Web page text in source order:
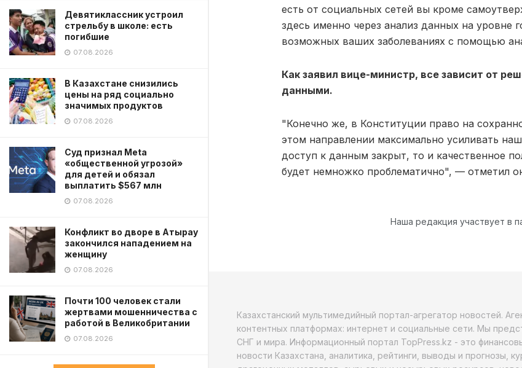
Девятиклассник устроил
стрельбу в школе: есть
погибшие
07.08.2026
В Казахстане снизились
цены на ряд социально
значимых продуктов
07.08.2026
Суд признал Meta
«общественной угрозой»
для детей и обязал
выплатить $567 млн
07.08.2026
Конфликт во дворе в Атырау
закончился нападением на
женщину
07.08.2026
Почти 100 человек стали
жертвами мошенничества с
работой в Великобритании
07.08.2026
есть от социальных сетей вы кроме
здесь именно через анализ данных на уровне
возможных ваших заболеваниях с помощью
Как заявил вице-министр, все зависит от
данными.
"Конечно же, в Конституции право на
этом направлении максимально усиливать
доступ к данным закрыт, то и качественное
будет немножко проблематично", — отметил
Наша редакция участвует в
Казахстанский мультимедийный портал-агрегатор новостей.
контентных платформах: интернет и социальные сети. Мы
СНГ и мира. Информационный портал TopPress.kz - это
новости Казахстана, аналитика, рейтинги, выводы и прогнозы,